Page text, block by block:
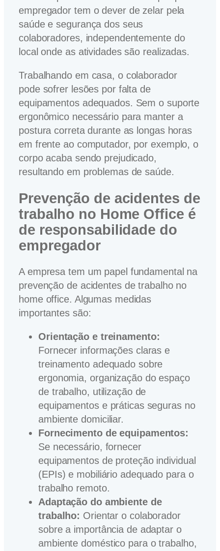
empregador tem o dever de zelar pela
saúde e segurança dos seus
colaboradores, independentemente do
local onde as atividades são realizadas.
Trabalhando em casa, o colaborador
pode sofrer lesões por falta de
equipamentos adequados. Sem o suporte
ergonômico necessário para manter a
postura correta durante as longas horas
em frente ao computador, por exemplo, o
corpo acaba sendo prejudicado,
resultando em problemas de saúde.
Prevenção de acidentes de
trabalho no Home Office é
de responsabilidade do
empregador
A empresa tem um papel fundamental na
prevenção de acidentes de trabalho no
home office. Algumas medidas
importantes são:
Orientação e treinamento:
Fornecer informações claras e
treinamento adequado sobre
ergonomia, organização do espaço
de trabalho, utilização de
equipamentos e práticas seguras no
ambiente domiciliar.
Fornecimento de equipamentos:
Se necessário, fornecer
equipamentos de proteção individual
(EPIs) e mobiliário adequado para o
trabalho remoto.
Adaptação do ambiente de
trabalho: Orientar o colaborador
sobre a importância de adaptar o
ambiente doméstico para o trabalho,